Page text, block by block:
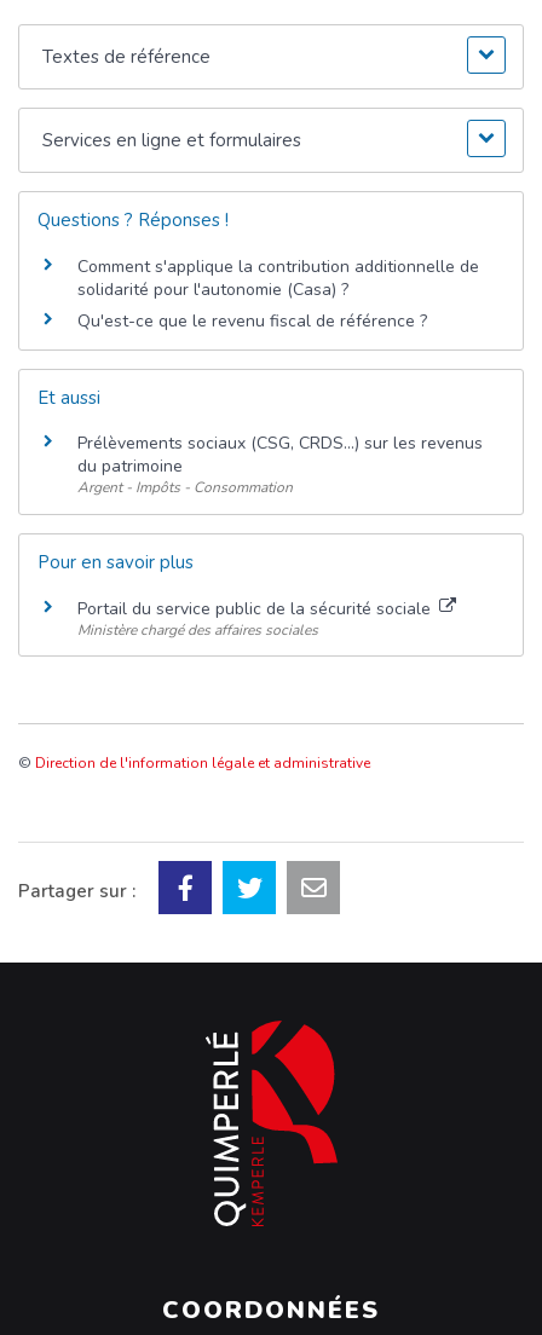
Textes de référence
Services en ligne et formulaires
Questions ? Réponses !
Comment s'applique la contribution additionnelle de
solidarité pour l'autonomie (Casa) ?
Qu'est-ce que le revenu fiscal de référence ?
Et aussi
Prélèvements sociaux (CSG, CRDS...) sur les revenus
du patrimoine
Argent - Impôts - Consommation
Pour en savoir plus
Portail du service public de la sécurité sociale
Ministère chargé des affaires sociales
© Direction de l'information légale et administrative
Partager sur :
COORDONNÉES